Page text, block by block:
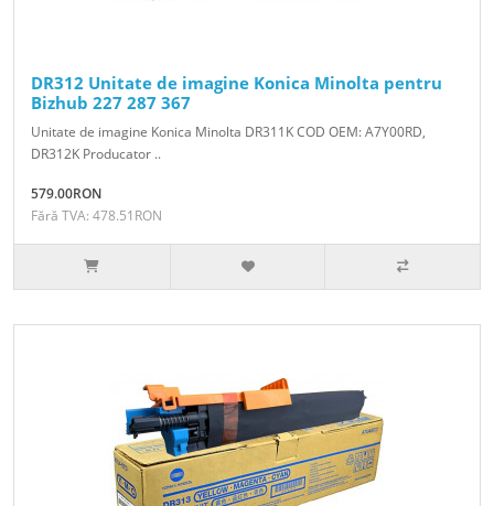
DR312 Unitate de imagine Konica Minolta pentru
Bizhub 227 287 367
Unitate de imagine Konica Minolta DR311K COD OEM: A7Y00RD,
DR312K Producator ..
579.00RON
Fără TVA: 478.51RON